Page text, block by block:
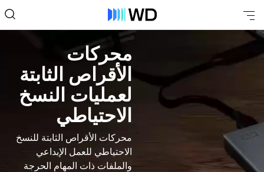
محركات
الأقراص الثابتة
لعمليات النسخ
الاحتياطي
محركات الأقراص الثابتة للنسخ
الاحتياطي للعمل الإبداعي
والملفات ذات المهام الحرجة